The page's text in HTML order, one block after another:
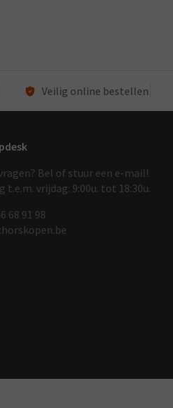
Veilig online bestellen
Bel of stuur een e-mail!
t.e.m. vrijdag: 9:00u. tot 18:30u.
68 91 98